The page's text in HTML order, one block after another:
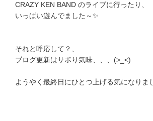
CRAZY KEN BAND のライブに行ったり、
いっぱい遊んでました～✨
それと呼応して？、
ブログ更新はサボり気味、、、(>_<)
ようやく最終日にひとつ上げる気になりま